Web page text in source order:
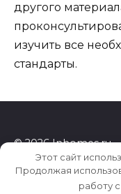
другого
изучить все
стандарты.
© 2026 Inhomes.ru
Этот сайт
Продолжая
работу